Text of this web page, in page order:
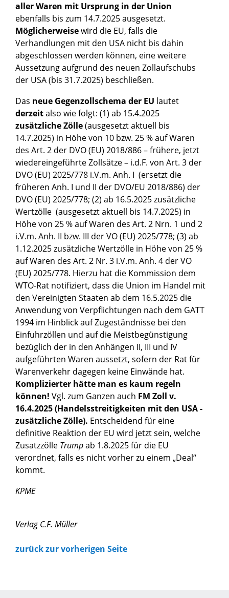
aller Waren mit Ursprung in der Union
ebenfalls bis zum 14.7.2025 ausgesetzt.
Möglicherweisewird die EU, falls die
Verhandlungen mit den USA nicht bis dahin
abgeschlossen werden können, eine weitere
Aussetzung aufgrund des neuen Zollaufschubs
der USA (bis 31.7.2025) beschließen.
Das neue Gegenzollschema der EU lautet
derzeitalso wie folgt: (1) ab 15.4.2025
zusätzliche Zölle(ausgesetzt aktuell bis
14.7.2025) in Höhe von 10 bzw. 25 % auf Waren
des Art. 2 der DVO (EU) 2018/886 – frühere, jetzt
wiedereingeführte Zollsätze – i.d.F. von Art. 3 der
DVO (EU) 2025/778 i.V.m. Anh. I (ersetzt die
früheren Anh. I und II der DVO/EU 2018/886) der
DVO (EU) 2025/778; (2) ab 16.5.2025 zusätzliche
Wertzölle (ausgesetzt aktuell bis 14.7.2025) in
Höhe von 25 % auf Waren des Art. 2 Nrn. 1 und 2
i.V.m. Anh. II bzw. III der VO (EU) 2025/778; (3) ab
1.12.2025 zusätzliche Wertzölle in Höhe von 25 %
auf Waren des Art. 2 Nr. 3 i.V.m. Anh. 4 der VO
(EU) 2025/778. Hierzu hat die Kommission dem
WTO-Rat notifiziert, dass die Union im Handel mit
den Vereinigten Staaten ab dem 16.5.2025 die
Anwendung von Verpflichtungen nach dem GATT
1994 im Hinblick auf Zugeständnisse bei den
Einfuhrzöllen und auf die Meistbegünstigung
bezüglich der in den Anhängen II, III und IV
aufgeführten Waren aussetzt, sofern der Rat für
Warenverkehr dagegen keine Einwände hat.
Komplizierter hätte man es kaum regeln
können! Vgl. zum Ganzen auch FM Zoll v.
16.4.2025 (Handelsstreitigkeiten mit den USA -
zusätzliche Zölle). Entscheidend für eine
definitive Reaktion der EU wird jetzt sein, welche
Zusatzzölle Trumpab 1.8.2025 für die EU
verordnet, falls es nicht vorher zu einem „Deal“
kommt.
KPME
Verlag C.F. Müller
zurück zur vorherigen Seite